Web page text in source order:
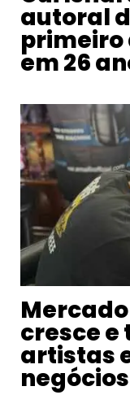
autoral
em 26
cresce
artistas
negócios